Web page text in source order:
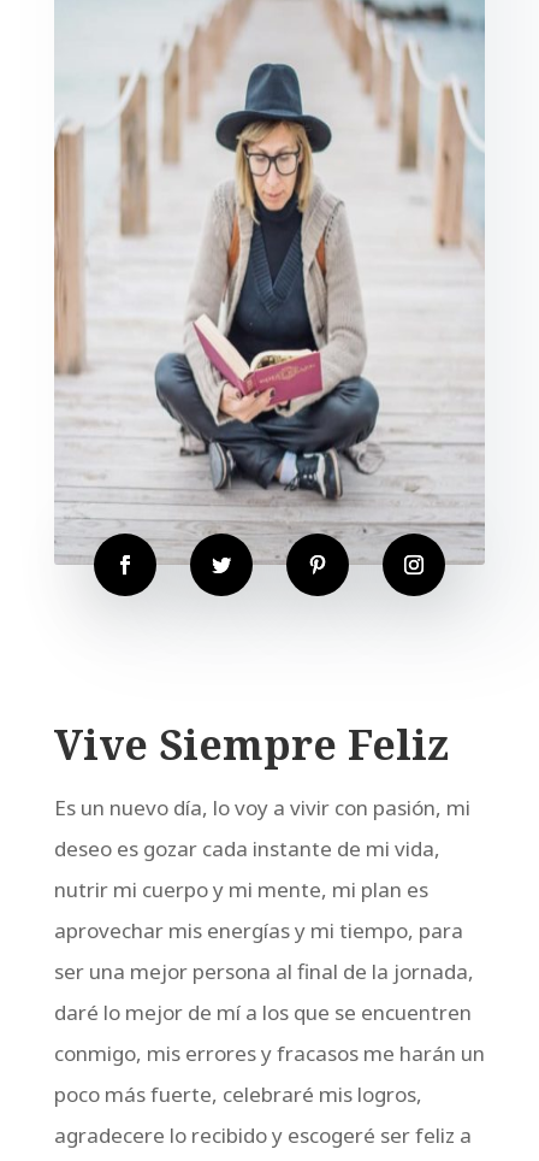
Vive Siempre Feliz
Es un nuevo día, lo voy a vivir con pasión, mi
deseo es gozar cada instante de mi vida,
nutrir mi cuerpo y mi mente, mi plan es
aprovechar mis energías y mi tiempo, para
ser una mejor persona al final de la jornada,
daré lo mejor de mí a los que se encuentren
conmigo, mis errores y fracasos me harán un
poco más fuerte, celebraré mis logros,
agradecere lo recibido y escogeré ser feliz a